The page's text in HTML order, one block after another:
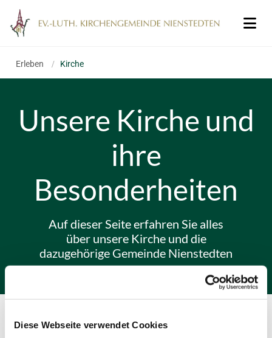
Diese Webseite verwendet Cookies
Erleben / Kirche
Unsere Kirche und
ihre
Besonderheiten
Auf dieser Seite erfahren Sie alles
über unsere Kirche und die
dazugehörige Gemeinde Nienstedten